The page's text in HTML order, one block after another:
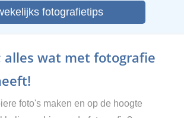
fotografietips
alles wat met fotografie
foto's maken en op de hoogte